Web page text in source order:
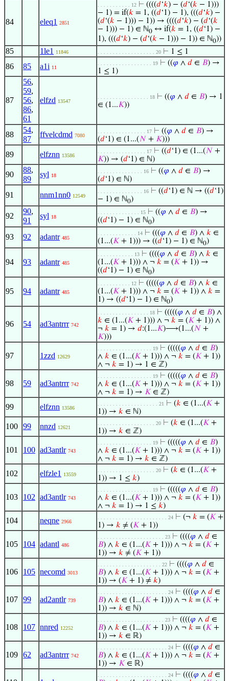
84 eleq1 2851
. . . . . . . . . . . 12 ⊢ ((((𝑑‘𝑘) − (𝑑‘(𝑘 − 1)))
− 1) = if(𝑘 = 1, ((𝑑‘1) − 1), (((𝑑‘𝑘) −
(𝑑‘(𝑘 − 1))) − 1)) → ((((𝑑‘𝑘) − (𝑑‘(𝑘
− 1))) − 1) ∈ ℕ0 ↔ if(𝑘 = 1, ((𝑑‘1) −
1), (((𝑑‘𝑘) − (𝑑‘(𝑘 − 1))) − 1)) ∈ ℕ0))
85 1le1 11846 . . . . . . . . . . . . . . . . . . . 20 ⊢ 1 ≤ 1
86 85 a1i 11
. . . . . . . . . . . . . . . . . . 19 ⊢ ((𝜑 ∧ 𝑑 ∈ 𝐵) →
1 ≤ 1)
87
56,
59,
56,
86,
61
elfzd 13547
. . . . . . . . . . . . . . . . . 18 ⊢ ((𝜑 ∧ 𝑑 ∈ 𝐵) → 1
∈ (1...𝐾))
88
54,
87
ffvelcdmd 7080
. . . . . . . . . . . . . . . . 17 ⊢ ((𝜑 ∧ 𝑑 ∈ 𝐵) →
(𝑑‘1) ∈ (1...(𝑁 + 𝐾)))
89 elfznn 13586
. . . . . . . . . . . . . . . . 17 ⊢ ((𝑑‘1) ∈ (1...(𝑁 +
𝐾)) → (𝑑‘1) ∈ ℕ)
90
88,
89
syl 18
. . . . . . . . . . . . . . . 16 ⊢ ((𝜑 ∧ 𝑑 ∈ 𝐵) →
(𝑑‘1) ∈ ℕ)
91 nnm1nn0 12549
. . . . . . . . . . . . . . . 16 ⊢ ((𝑑‘1) ∈ ℕ → ((𝑑‘1)
− 1) ∈ ℕ0)
92
90,
91
syl 18
. . . . . . . . . . . . . . 15 ⊢ ((𝜑 ∧ 𝑑 ∈ 𝐵) →
((𝑑‘1) − 1) ∈ ℕ0)
93 92 adantr 485
. . . . . . . . . . . . . 14 ⊢ (((𝜑 ∧ 𝑑 ∈ 𝐵) ∧ 𝑘 ∈
(1...(𝐾 + 1))) → ((𝑑‘1) − 1) ∈ ℕ0)
94 93 adantr 485
. . . . . . . . . . . . 13 ⊢ ((((𝜑 ∧ 𝑑 ∈ 𝐵) ∧ 𝑘 ∈
(1...(𝐾 + 1))) ∧ ¬ 𝑘 = (𝐾 + 1)) →
((𝑑‘1) − 1) ∈ ℕ0)
95 94 adantr 485
. . . . . . . . . . . 12 ⊢ (((((𝜑 ∧ 𝑑 ∈ 𝐵) ∧ 𝑘 ∈
(1...(𝐾 + 1))) ∧ ¬ 𝑘 = (𝐾 + 1)) ∧ 𝑘 =
1) → ((𝑑‘1) − 1) ∈ ℕ0)
96 54 ad3antrrr 742
. . . . . . . . . . . . . . . . . 18 ⊢ (((((𝜑 ∧ 𝑑 ∈ 𝐵) ∧
𝑘 ∈ (1...(𝐾 + 1))) ∧ ¬ 𝑘 = (𝐾 + 1)) ∧
¬ 𝑘 = 1) → 𝑑:(1...𝐾)⟶(1...(𝑁 +
𝐾)))
97 1zzd 12629
. . . . . . . . . . . . . . . . . . 19 ⊢ (((((𝜑 ∧ 𝑑 ∈ 𝐵)
∧ 𝑘 ∈ (1...(𝐾 + 1))) ∧ ¬ 𝑘 = (𝐾 + 1))
∧ ¬ 𝑘 = 1) → 1 ∈ ℤ)
98 59 ad3antrrr 742
. . . . . . . . . . . . . . . . . . 19 ⊢ (((((𝜑 ∧ 𝑑 ∈ 𝐵)
∧ 𝑘 ∈ (1...(𝐾 + 1))) ∧ ¬ 𝑘 = (𝐾 + 1))
∧ ¬ 𝑘 = 1) → 𝐾 ∈ ℤ)
99 elfznn 13586
. . . . . . . . . . . . . . . . . . . . 21 ⊢ (𝑘 ∈ (1...(𝐾 +
1)) → 𝑘 ∈ ℕ)
100 99 nnzd 12621
. . . . . . . . . . . . . . . . . . . 20 ⊢ (𝑘 ∈ (1...(𝐾 +
1)) → 𝑘 ∈ ℤ)
101 100 ad3antlr 743
. . . . . . . . . . . . . . . . . . 19 ⊢ (((((𝜑 ∧ 𝑑 ∈ 𝐵)
∧ 𝑘 ∈ (1...(𝐾 + 1))) ∧ ¬ 𝑘 = (𝐾 + 1))
∧ ¬ 𝑘 = 1) → 𝑘 ∈ ℤ)
102 elfzle1 13559
. . . . . . . . . . . . . . . . . . . 20 ⊢ (𝑘 ∈ (1...(𝐾 +
1)) → 1 ≤ 𝑘)
103 102 ad3antlr 743
. . . . . . . . . . . . . . . . . . 19 ⊢ (((((𝜑 ∧ 𝑑 ∈ 𝐵)
∧ 𝑘 ∈ (1...(𝐾 + 1))) ∧ ¬ 𝑘 = (𝐾 + 1))
∧ ¬ 𝑘 = 1) → 1 ≤ 𝑘)
104 neqne 2966
. . . . . . . . . . . . . . . . . . . . . . . 24 ⊢ (¬ 𝑘 = (𝐾 +
1) → 𝑘 ≠ (𝐾 + 1))
105 104 adantl 486
. . . . . . . . . . . . . . . . . . . . . . 23 ⊢ ((((𝜑 ∧ 𝑑 ∈
𝐵) ∧ 𝑘 ∈ (1...(𝐾 + 1))) ∧ ¬ 𝑘 = (𝐾 +
1)) → 𝑘 ≠ (𝐾 + 1))
106 105 necomd 3013
. . . . . . . . . . . . . . . . . . . . . 22 ⊢ ((((𝜑 ∧ 𝑑 ∈
𝐵) ∧ 𝑘 ∈ (1...(𝐾 + 1))) ∧ ¬ 𝑘 = (𝐾 +
1)) → (𝐾 + 1) ≠ 𝑘)
107 99 ad2antlr 739
. . . . . . . . . . . . . . . . . . . . . . . 24 ⊢ ((((𝜑 ∧ 𝑑 ∈
𝐵) ∧ 𝑘 ∈ (1...(𝐾 + 1))) ∧ ¬ 𝑘 = (𝐾 +
1)) → 𝑘 ∈ ℕ)
108 107 nnred 12252
. . . . . . . . . . . . . . . . . . . . . . 23 ⊢ ((((𝜑 ∧ 𝑑 ∈
𝐵) ∧ 𝑘 ∈ (1...(𝐾 + 1))) ∧ ¬ 𝑘 = (𝐾 +
1)) → 𝑘 ∈ ℝ)
109 62 ad3antrrr 742
. . . . . . . . . . . . . . . . . . . . . . . 24 ⊢ ((((𝜑 ∧ 𝑑 ∈
𝐵) ∧ 𝑘 ∈ (1...(𝐾 + 1))) ∧ ¬ 𝑘 = (𝐾 +
1)) → 𝐾 ∈ ℝ)
. . . . . . . . . . . . . . . . . . . . . . . 24 ⊢ ((((𝜑 ∧ 𝑑 ∈